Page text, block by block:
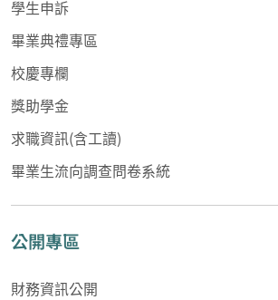
學生申訴
畢業典禮專區
校慶專欄
獎助學金
求職資訊(含工讀)
畢業生流向調查問卷系統
公開專區
財務資訊公開